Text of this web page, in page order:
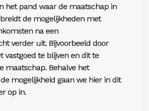
het pand waar de maatschap in
de mogelijkheden met
na een
verder uit. Bijvoorbeeld door
vastgoed te blijven en dit te
maatschap. Behalve het
mogelijkheid gaan we hier in dit
op in.